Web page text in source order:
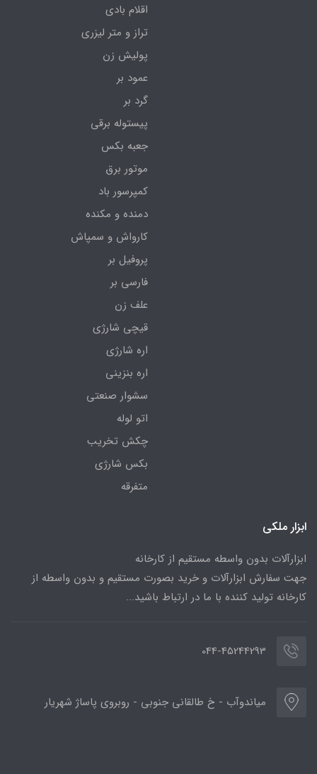
اقلام بادی
تراز و متر لیزری
پولیش زن
عمود بر
گرد بر
پیستوله برقی
جعبه بکس
موتور برق
کمپرسور باد
دمنده و مکنده
کارواش و سمپاش
پروفیل بر
فارسی بر
علف زن
قیچی شارژی
اره شارژی
اره بنزینی
سشوار صنعتی
اتو لوله
چکش تخریب
بکس شارژی
متفرقه
ابزار ملکی
ابزارآلات بدون واسطه مستقیم از کارخانه
جهت سفارش ابزارآلات و خرید بصورت مستقیم و بدون واسطه از
کارخانه تولید کننده با ما در ارتباط باشید...
044-45244293
میاندوآب - خ طالقانی جنوبی - روبروی پاساژ شهریار